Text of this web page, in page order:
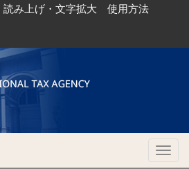
読み上げ・文字拡大 使用方法